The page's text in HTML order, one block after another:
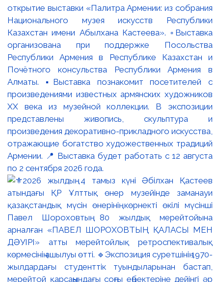
открытие выставки «Палитра Армении: из собрания
Национального музея искусств Республики
Казахстан имени Абылхана Кастеева». ▫️Выставка
организована при поддержке Посольства
Республики Армения в Республике Казахстан и
Почётного консульства Республики Армения в
Алматы. ▪️Выставка познакомит посетителей с
произведениями известных армянских художников
XX века из музейной коллекции. В экспозиции
представлены живопись, скульптура и
произведения декоративно-прикладного искусства,
отражающие богатство художественных традиций
Армении. 📍 Выставка будет работать с 12 августа
по 2 сентября 2026 года.